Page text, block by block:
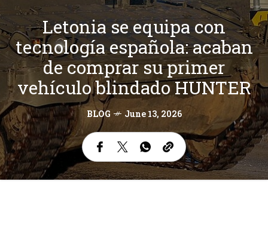
Letonia se equipa con
tecnología española: acaban
de comprar su primer
vehículo blindado HUNTER
BLOG June 13, 2026